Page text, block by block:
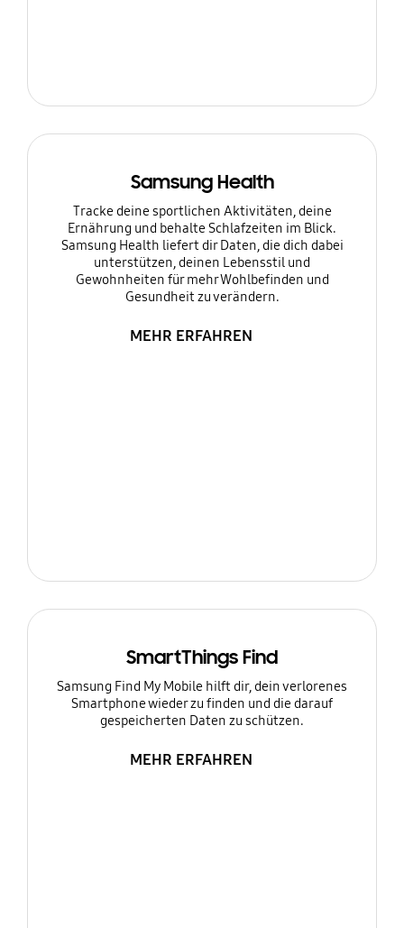
Samsung Health
Tracke deine sportlichen Aktivitäten, deine
Ernährung und behalte Schlafzeiten im Blick.
Samsung Health liefert dir Daten, die dich dabei
unterstützen, deinen Lebensstil und
Gewohnheiten für mehr Wohlbefinden und
Gesundheit zu verändern.
MEHR ERFAHREN
SmartThings Find
Samsung Find My Mobile hilft dir, dein verlorenes
Smartphone wieder zu finden und die darauf
gespeicherten Daten zu schützen.
MEHR ERFAHREN